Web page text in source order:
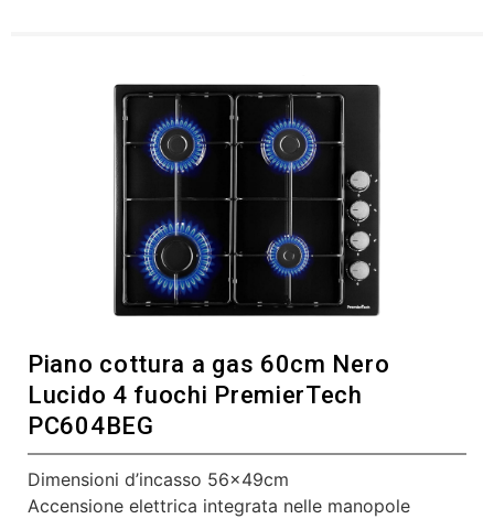
Piano cottura a gas 60cm Nero
Lucido 4 fuochi PremierTech
PC604BEG
Dimensioni d’incasso 56x49cm
Accensione elettrica integrata nelle manopole